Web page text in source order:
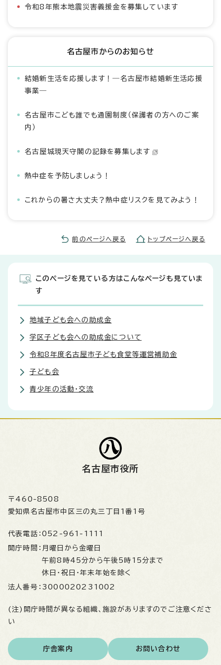
令和8年熊本地震災害義援金を募集しています
名古屋市からのお知らせ
結婚新生活を応援します！―名古屋市結婚新生活応援
事業―
名古屋市こども誰でも通園制度（保護者の方へのご案
内）
名古屋城現天守閣の記録を募集します
熱中症を予防しましょう！
これからの暑さ大丈夫？熱中症リスクを見てみよう！
前のページへ戻る トップページへ戻る
このページを見ている方はこんなページも見ていま
す
地域子ども会への助成金
学区子ども会への助成金について
令和8年度名古屋市子ども食堂等運営補助金
子ども会
青少年の活動・交流
名古屋市役所
〒460-8508
愛知県名古屋市中区三の丸三丁目1番1号
代表電話： 052-961-1111
開庁時間： 月曜日から金曜日
午前8時45分から午後5時15分まで
休日・祝日・年末年始を除く
法人番号： 3000020231002
(注)開庁時間が異なる組織、施設がありますのでご注意くださ
い
庁舎案内 お問い合わせ